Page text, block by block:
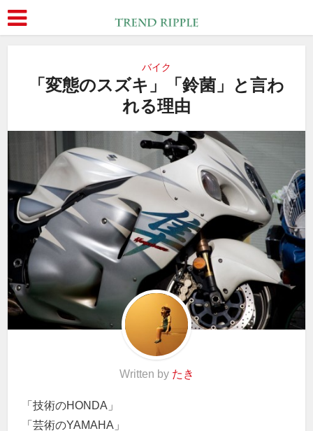
バイク
「変態のスズキ」「鈴菌」と言わ
れる理由
Written by たき
「技術のHONDA」
「芸術のYAMAHA」